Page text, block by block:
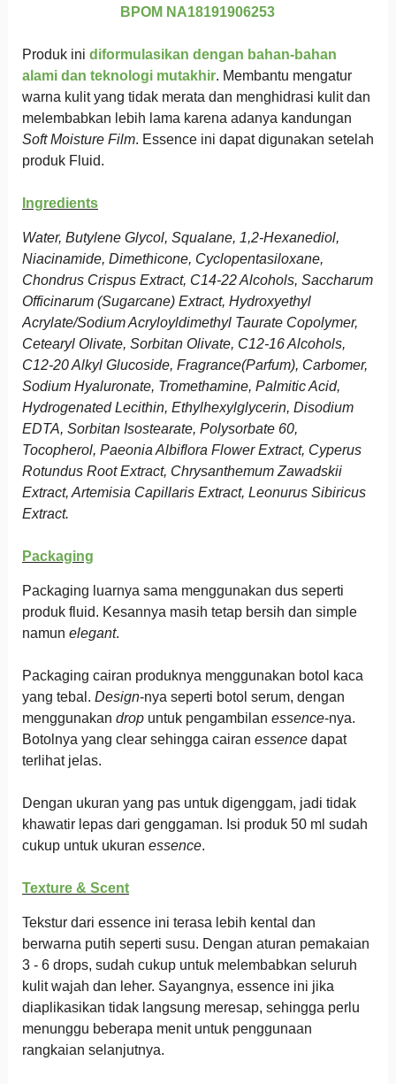
BPOM NA18191906253
Produk ini diformulasikan dengan bahan-bahan
alami dan teknologi mutakhir. Membantu mengatur
warna kulit yang tidak merata dan menghidrasi kulit dan
melembabkan lebih lama karena adanya kandungan
Soft Moisture Film. Essence ini dapat digunakan setelah
produk Fluid.
Ingredients
Water, Butylene Glycol, Squalane, 1,2-Hexanediol,
Niacinamide, Dimethicone, Cyclopentasiloxane,
Chondrus Crispus Extract, C14-22 Alcohols, Saccharum
Officinarum (Sugarcane) Extract, Hydroxyethyl
Acrylate/Sodium Acryloyldimethyl Taurate Copolymer,
Cetearyl Olivate, Sorbitan Olivate, C12-16 Alcohols,
C12-20 Alkyl Glucoside, Fragrance(Parfum), Carbomer,
Sodium Hyaluronate, Tromethamine, Palmitic Acid,
Hydrogenated Lecithin, Ethylhexylglycerin, Disodium
EDTA, Sorbitan Isostearate, Polysorbate 60,
Tocopherol, Paeonia Albiflora Flower Extract, Cyperus
Rotundus Root Extract, Chrysanthemum Zawadskii
Extract, Artemisia Capillaris Extract, Leonurus Sibiricus
Extract.
Packaging
Packaging luarnya sama menggunakan dus seperti
produk fluid. Kesannya masih tetap bersih dan simple
namun elegant.
Packaging cairan produknya menggunakan botol kaca
yang tebal. Design-nya seperti botol serum, dengan
menggunakan dropuntuk pengambilan essence-nya.
Botolnya yang clear sehingga cairan essencedapat
terlihat jelas.
Dengan ukuran yang pas untuk digenggam, jadi tidak
khawatir lepas dari genggaman. Isi produk 50 ml sudah
cukup untuk ukuran essence.
Texture & Scent
Tekstur dari essence ini terasa lebih kental dan
berwarna putih seperti susu. Dengan aturan pemakaian
3 - 6 drops, sudah cukup untuk melembabkan seluruh
kulit wajah dan leher. Sayangnya, essence ini jika
diaplikasikan tidak langsung meresap, sehingga perlu
menunggu beberapa menit untuk penggunaan
rangkaian selanjutnya.